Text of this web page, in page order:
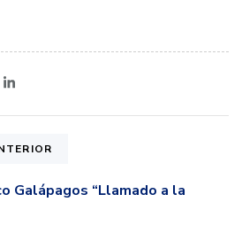
Galápagos “Llamado a la